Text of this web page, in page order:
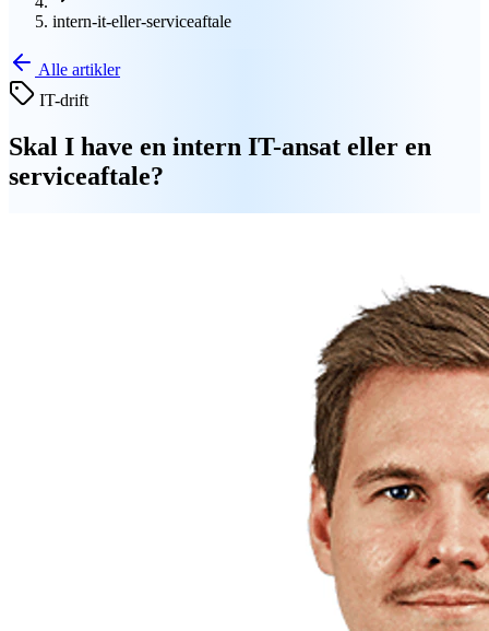
intern-it-eller-serviceaftale
Alle artikler
IT-drift
Skal I have en intern IT-ansat eller en
serviceaftale?